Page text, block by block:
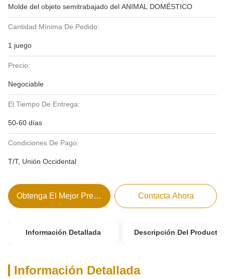
Molde del objeto semitrabajado del ANIMAL DOMÉSTICO
Cantidad Mínima De Pedido:
1 juego
Precio:
Negociable
El Tiempo De Entrega:
50-60 días
Condiciones De Pago:
T/T, Unión Occidental
Obtenga El Mejor Precio Contacta Ahora
Información Detallada Descripción Del Producto
Información Detallada